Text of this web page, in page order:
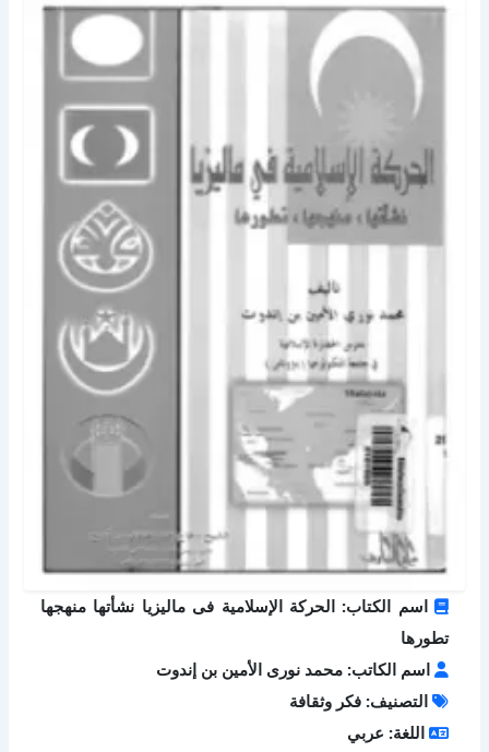
اسم الكتاب: الحركة الإسلامية فى ماليزيا نشأتها منهجها
تطورها
اسم الكاتب: محمد نورى الأمين بن إندوت
التصنيف: فكر وثقافة
اللغة: عربي